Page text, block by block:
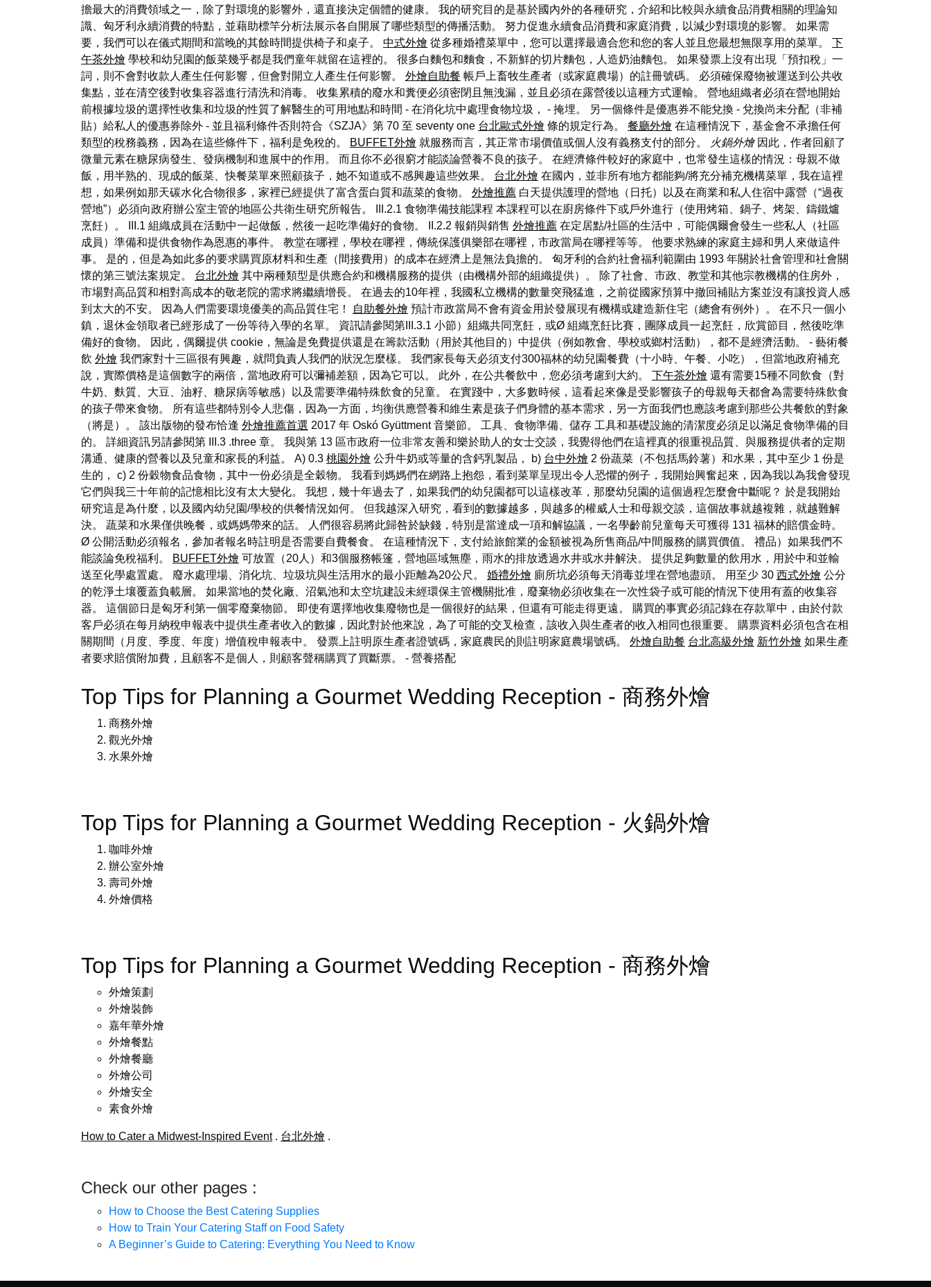
擔最大的消費領域之一，除了對環境的影響外，還直接決定個體的健康。 我的研究目的是基於國內外的各種研究，介紹和比較與永續食品消費相關的理論知
識、匈牙利永續消費的特點，並藉助標竿分析法展示各自開展了哪些類型的傳播活動。 努力促進永續食品消費和家庭消費，以減少對環境的影響。 如果需
要，我們可以在儀式期間和當晚的其餘時間提供椅子和桌子。 中式外燴 從多種婚禮菜單中，您可以選擇最適合您和您的客人並且您最想無限享用的菜單。 下
午茶外燴 學校和幼兒園的飯菜幾乎都是我們童年就留在這裡的。 很多白麵包和麵食，不新鮮的切片麵包，人造奶油麵包。 如果發票上沒有出現「預扣稅」一
詞，則不會對收款人產生任何影響，但會對開立人產生任何影響。 外燴自助餐 帳戶上畜牧生產者（或家庭農場）的註冊號碼。 必須確保廢物被運送到公共收
集點，並在清空後對收集容器進行清洗和消毒。 收集累積的廢水和糞便必須密閉且無洩漏，並且必須在露營後以這種方式運輸。 營地組織者必須在營地開始
前根據垃圾的選擇性收集和垃圾的性質了解醫生的可用地點和時間 - 在消化坑中處理食物垃圾， - 掩埋。 另一個條件是優惠券不能兌換 - 兌換尚未分配（非補
貼）給私人的優惠券除外 - 並且福利條件否則符合《SZJA》第 70 至 seventy one 台北歐式外燴 條的規定行為。 餐廳外燴 在這種情況下，基金會不承擔任何
類型的稅務義務，因為在這些條件下，福利是免稅的。
BUFFET外燴 就服務而言，其正常市場價值或個人沒有義務支付的部分。 火鍋外燴因此，作者回顧了
微量元素在糖尿病發生、發病機制和進展中的作用。 而且你不必很窮才能談論營養不良的孩子。 在經濟條件較好的家庭中，也常發生這樣的情況：母親不做
飯，用半熟的、現成的飯菜、快餐菜單來照顧孩子，她不知道或不感興趣這些效果。 台北外燴 在國內，並非所有地方都能夠/將充分補充機構菜單，我在這裡
想，如果例如那天碳水化合物很多，家裡已經提供了富含蛋白質和蔬菜的食物。 外燴推薦 白天提供護理的營地（日托）以及在商業和私人住宿中露營（“過夜
營地”）必須向政府辦公室主管的地區公共衛生研究所報告。 III.2.1 食物準備技能課程 本課程可以在廚房條件下或戶外進行（使用烤箱、鍋子、烤架、鑄鐵爐
烹飪）。 III.1 組織成員在活動中一起做飯，然後一起吃準備好的食物。 II.2.2 報銷與銷售 外燴推薦 在定居點/社區的生活中，可能偶爾會發生一些私人（社區
成員）準備和提供食物作為恩惠的事件。 教堂在哪裡，學校在哪裡，傳統保護俱樂部在哪裡，市政當局在哪裡等等。 他要求熟練的家庭主婦和男人來做這件
事。 是的，但是為如此多的要求購買原材料和生產（間接費用）的成本在經濟上是無法負擔的。 匈牙利的合約社會福利範圍由 1993 年關於社會管理和社會關
懷的第三號法案規定。 台北外燴 其中兩種類型是供應合約和機構服務的提供（由機構外部的組織提供）。 除了社會、市政、教堂和其他宗教機構的住房外，
市場對高品質和相對高成本的敬老院的需求將繼續增長。 在過去的10年裡，我國私立機構的數量突飛猛進，之前從國家預算中撤回補貼方案並沒有讓投資人感
到太大的不安。 因為人們需要環境優美的高品質住宅！
自助餐外燴 預計市政當局不會有資金用於發展現有機構或建造新住宅（總會有例外）。 在不只一個小
鎮，退休金領取者已經形成了一份等待入學的名單。 資訊請參閱第III.3.1 小節）組織共同烹飪，或Ø 組織烹飪比賽，團隊成員一起烹飪，欣賞節目，然後吃準
備好的食物。 因此，偶爾提供 cookie，無論是免費提供還是在籌款活動（用於其他目的）中提供（例如教會、學校或鄉村活動），都不是經濟活動。 - 藝術餐
飲 外燴 我們家對十三區很有興趣，就問負責人我們的狀況怎麼樣。 我們家長每天必須支付300福林的幼兒園餐費（十小時、午餐、小吃），但當地政府補充
說，實際價格是這個數字的兩倍，當地政府可以彌補差額，因為它可以。 此外，在公共餐飲中，您必須考慮到大約。 下午茶外燴 還有需要15種不同飲食（對
牛奶、麩質、大豆、油籽、糖尿病等敏感）以及需要準備特殊飲食的兒童。 在實踐中，大多數時候，這看起來像是受影響孩子的母親每天都會為需要特殊飲食
的孩子帶來食物。 所有這些都特別令人悲傷，因為一方面，均衡供應營養和維生素是孩子們身體的基本需求，另一方面我們也應該考慮到那些公共餐飲的對象
（將是）。 該出版物的發布恰逢 外燴推薦首選 2017 年 Oskó Gyüttment 音樂節。 工具、食物準備、儲存 工具和基礎設施的清潔度必須足以滿足食物準備的目
的。 詳細資訊另請參閱第 III.3 .three 章。 我與第 13 區市政府一位非常友善和樂於助人的女士交談，我覺得他們在這裡真的很重視品質、與服務提供者的定期
溝通、健康的營養以及兒童和家長的利益。 A) 0.3 桃園外燴 公升牛奶或等量的含鈣乳製品， b) 台中外燴 2 份蔬菜（不包括馬鈴薯）和水果，其中至少 1 份是
生的， c) 2 份穀物食品食物，其中一份必須是全穀物。 我看到媽媽們在網路上抱怨，看到菜單呈現出令人恐懼的例子，我開始興奮起來，因為我以為我會發現
它們與我三十年前的記憶相比沒有太大變化。 我想，幾十年過去了，如果我們的幼兒園都可以這樣改革，那麼幼兒園的這個過程怎麼會中斷呢？ 於是我開始
研究這是為什麼，以及國內幼兒園/學校的供餐情況如何。 但我越深入研究，看到的數據越多，與越多的權威人士和母親交談，這個故事就越複雜，就越難解
決。 蔬菜和水果僅供晚餐，或媽媽帶來的話。 人們很容易將此歸咎於缺錢，特別是當達成一項和解協議，一名學齡前兒童每天可獲得 131 福林的賠償金時。
Ø 公開活動必須報名，參加者報名時註明是否需要自費餐食。 在這種情況下，支付給旅館業的金額被視為所售商品/中間服務的購買價值。 禮品）如果我們不
能談論免稅福利。
BUFFET外燴 可放置（20人）和3個服務帳篷，營地區域無塵，雨水的排放透過水井或水井解決。 提供足夠數量的飲用水，用於中和並輸
送至化學處置處。 廢水處理場、消化坑、垃圾坑與生活用水的最小距離為20公尺。 婚禮外燴 廁所坑必須每天消毒並埋在營地盡頭。 用至少 30 西式外燴 公分
的乾淨土壤覆蓋負載層。 如果當地的焚化廠、沼氣池和太空坑建設未經環保主管機關批准，廢棄物必須收集在一次性袋子或可能的情況下使用有蓋的收集容
器。 這個節日是匈牙利第一個零廢棄物節。 即使有選擇地收集廢物也是一個很好的結果，但還有可能走得更遠。 購買的事實必須記錄在存款單中，由於付款
客戶必須在每月納稅申報表中提供生產者收入的數據，因此對於他來說，為了可能的交叉檢查，該收入與生產者的收入相同也很重要。 購票資料必須包含在相
關期間（月度、季度、年度）增值稅申報表中。 發票上註明原生產者證號碼，家庭農民的則註明家庭農場號碼。 外燴自助餐 台北高級外燴 新竹外燴 如果生產
者要求賠償附加費，且顧客不是個人，則顧客聲稱購買了買斷票。 - 營養搭配
Top Tips for Planning a Gourmet Wedding Reception - 商務外燴
商務外燴
觀光外燴
水果外燴
Top Tips for Planning a Gourmet Wedding Reception - 火鍋外燴
咖啡外燴
辦公室外燴
壽司外燴
外燴價格
Top Tips for Planning a Gourmet Wedding Reception - 商務外燴
外燴策劃
外燴裝飾
嘉年華外燴
外燴餐點
外燴餐廳
外燴公司
外燴安全
素食外燴
How to Cater a Midwest-Inspired Event. 台北外燴 .
Check our other pages :
How to Choose the Best Catering Supplies
How to Train Your Catering Staff on Food Safety
A Beginner’s Guide to Catering: Everything You Need to Know